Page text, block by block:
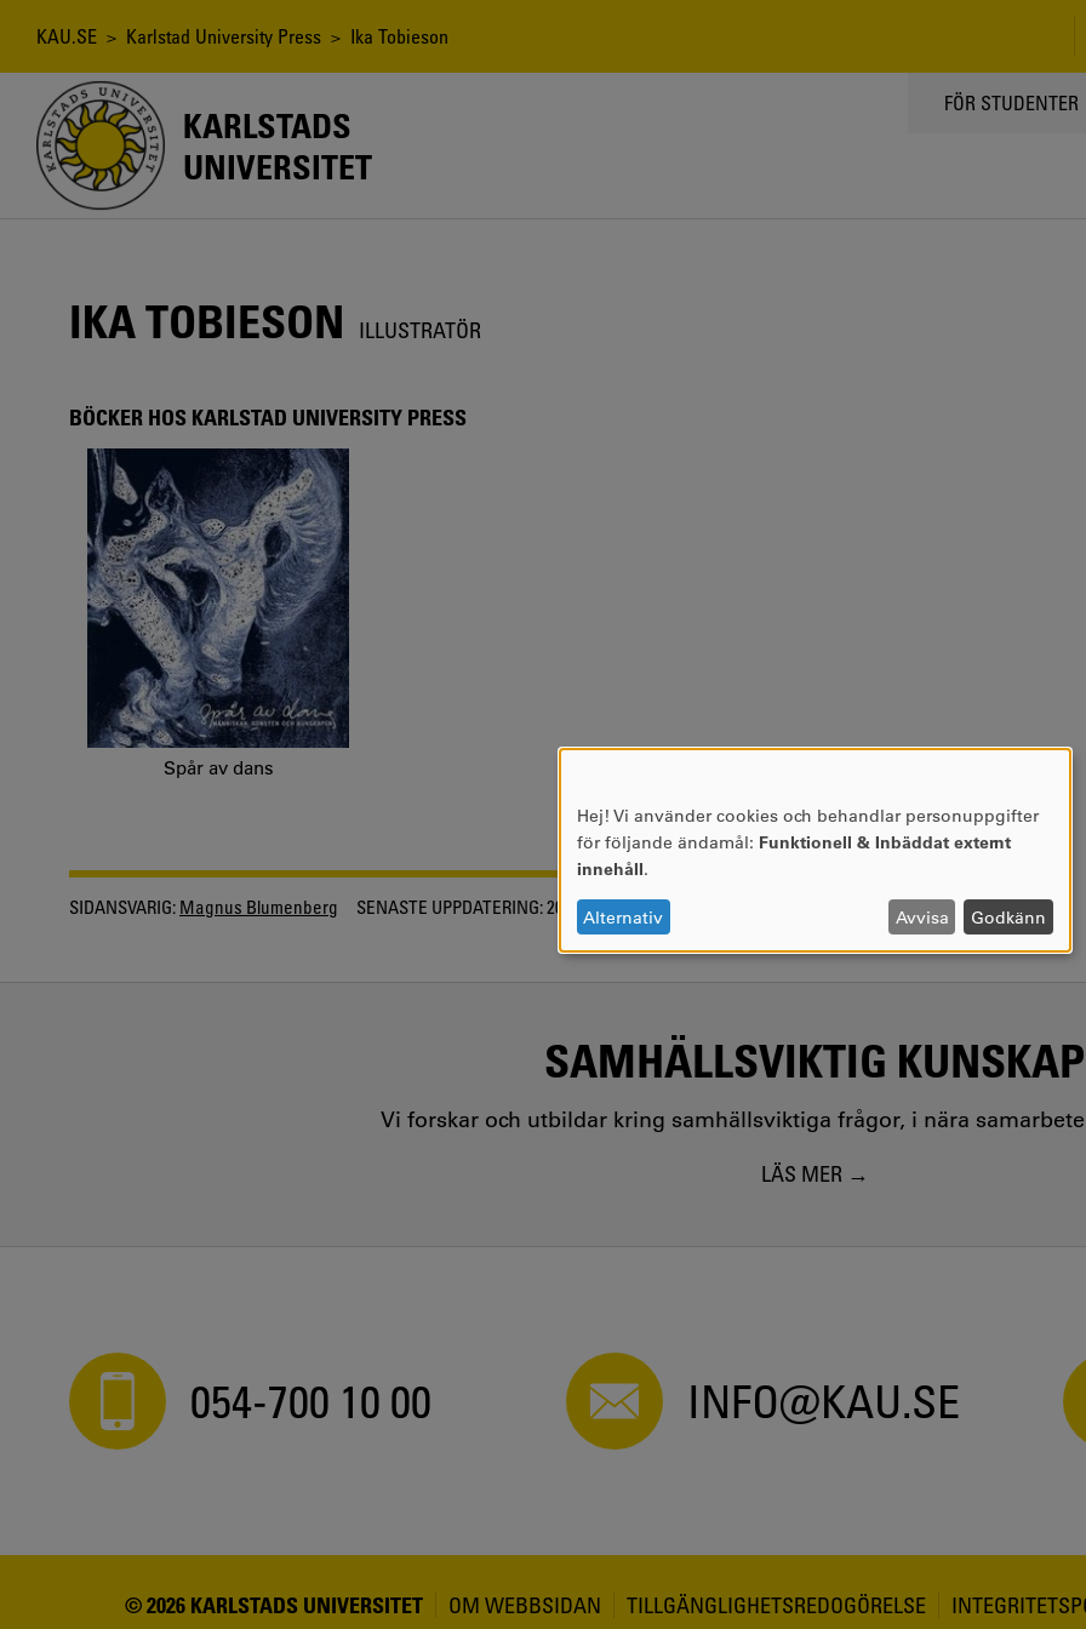
Länkstig
KAU.SE > Karlstad University Press > Ika Tobieson
KARLSTADS
UNIVERSITET
TOPPMENY
FÖR STUDENTER
IKA TOBIESON ILLUSTRATÖR
BÖCKER HOS KARLSTAD UNIVERSITY PRESS
Spår av dans
SIDANSVARIG: Magnus Blumenberg SENASTE UPPDATERING:2017-03-07
SAMHÄLLSVIKTIG KUNSKAP
Vi forskar och utbildar kring samhällsviktiga frågor, i nära
LÄS MER
054-700 10 00 INFO@KAU.SE
© 2026 KARLSTADS UNIVERSITET OM WEBBSIDAN TILLGÄNGLIGHETSREDOGÖRELSE
ANVÄNDNING
AV
OCH
COOKIES
Hej! Vi använder cookies och behandlar personuppgifter
för följande ändamål: Funktionell & Inbäddat externt
innehåll.
Alternativ Avvisa Godkänn